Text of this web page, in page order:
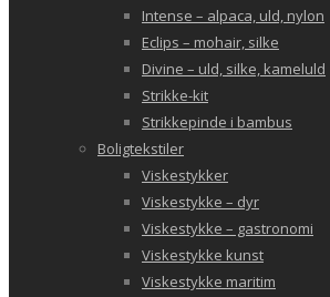
Intense – alpaca, uld, nylon
Eclips – mohair, silke
Divine – uld, silke, kameluld
Strikke-kit
Strikkepinde i bambus
Boligtekstiler
Viskestykker
Viskestykke – dyr
Viskestykke – gastronomi
Viskestykke kunst
Viskestykke maritim